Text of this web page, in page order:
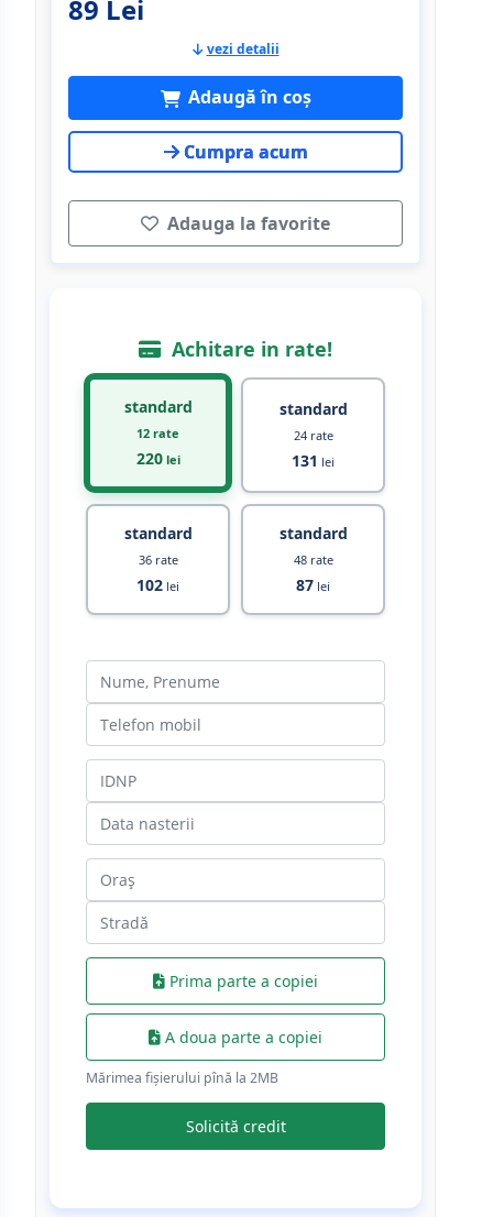
89 Lei
vezi detalii
Adaugă în coș
Cumpra acum
Adauga la favorite
Achitare in rate!
standard
12 rate
220lei
standard
24 rate
131 lei
standard
36 rate
102 lei
standard
48 rate
87 lei
Prima parte a copiei
A doua parte a copiei
Mărimea fișierului pînă la 2МB
Solicită credit